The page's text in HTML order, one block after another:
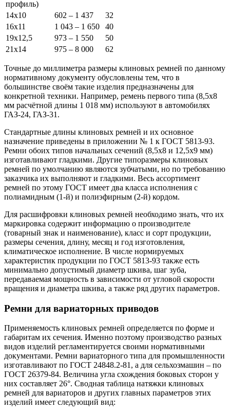
профиль)
14х10 602 – 1 437
32
16х11
1 043 – 1 650
40
19х12,5
973 – 1 550
50
21х14
975 – 8 000 62
Точные до миллиметра размеры клиновых ремней по данному
нормативному документу обусловлены тем, что в
большинстве своём такие изделия предназначены для
конкретной техники. Например, ремень первого типа (8,5х8
мм расчётной длины 1 018 мм) используют в автомобилях
ГАЗ-24, ГАЗ-31.
Стандартные длины клиновых ремней и их основное
назначение приведены в приложении № 1 к ГОСТ 5813-93.
Ремни обоих типов начальных сечений (8,5х8 и 12,5х9 мм)
изготавливают гладкими. Другие типоразмеры клиновых
ремней по умолчанию являются зубчатыми, но по требованию
заказчика их выполняют и гладкими. Весь ассортимент
ремней по этому ГОСТ имеет два класса исполнения с
полиамидным (1-й) и полиэфирным (2-й) кордом.
Для расшифровки клиновых ремней необходимо знать, что их
маркировка содержит информацию о производителе
(товарный знак и наименование), класс и сорт продукции,
размеры сечения, длину, месяц и год изготовления,
климатическое исполнение. В числе нормируемых
характеристик продукции по ГОСТ 5813-93 также есть
минимально допустимый диаметр шкива, шаг зуба,
передаваемая мощность в зависимости от угловой скорости
вращения и диаметра шкива, а также ряд других параметров.
Ремни для вариаторных приводов
Применяемость клиновых ремней определяется по форме и
габаритам их сечения. Именно поэтому производство разных
видов изделий регламентируется своими нормативными
документами. Ремни вариаторного типа для промышленности
изготавливают по ГОСТ 24848.2-81, а для сельхозмашин – по
ГОСТ 26379-84. Величина угла схождения боковых сторон у
них составляет 26°. Сводная таблица натяжки клиновых
ремней для вариаторов и других главных параметров этих
изделий имеет следующий вид: